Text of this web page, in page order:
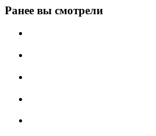
Ранее вы смотрели